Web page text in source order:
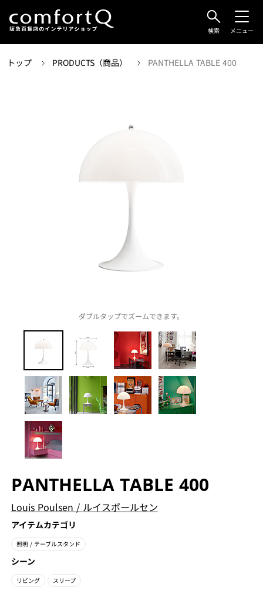
検索 メニュー
トップ PRODUCTS（商品） PANTHELLA TABLE 400
ダブルタップでズームできます。
PANTHELLA TABLE 400
Louis Poulsen / ルイスポールセン
アイテムカテゴリ
照明 / テーブルスタンド
シーン
リビング スリープ